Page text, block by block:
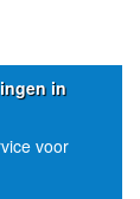
in
voor